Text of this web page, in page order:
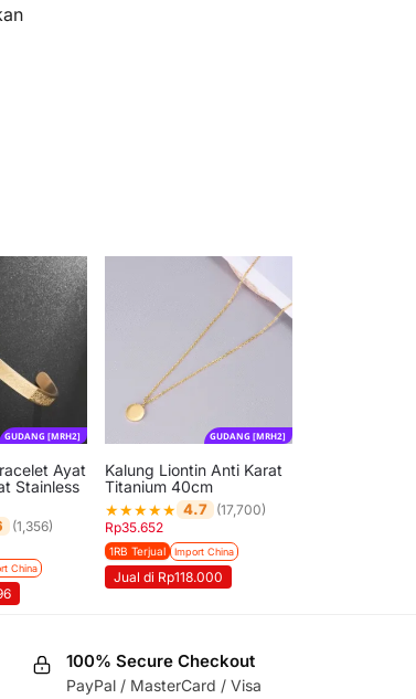
GUDANG [MRH2]
Ayat
Stainless
(1,356)
China
GUDANG [MRH2]
Kalung Liontin Anti Karat
Titanium 40cm
★★★★★ 4.7
(17,700)
Rp35.652
1RB Terjual Import China
Jual di Rp118.000
100% Secure Checkout
PayPal / MasterCard / Visa